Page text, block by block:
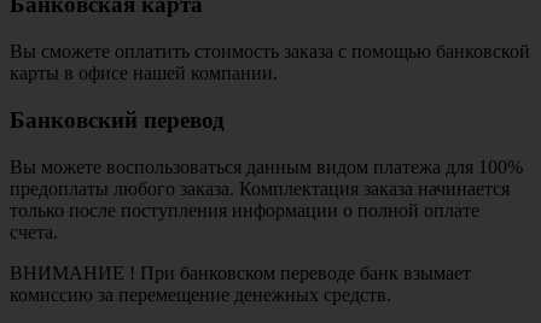
Вы сможете оплатить стоимость заказа с помощью банковской
карты в офисе нашей компании.
Банковский перевод
Вы можете воспользоваться данным видом платежа для 100%
предоплаты любого заказа. Комплектация заказа начинается
только после поступления информации о полной оплате
счета.
ВНИМАНИЕ ! При банковском переводе банк взымает
комиссию за перемещение денежных средств.